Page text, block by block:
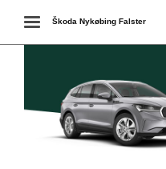
Toggle
navigation
Škoda Nykøbing Falster